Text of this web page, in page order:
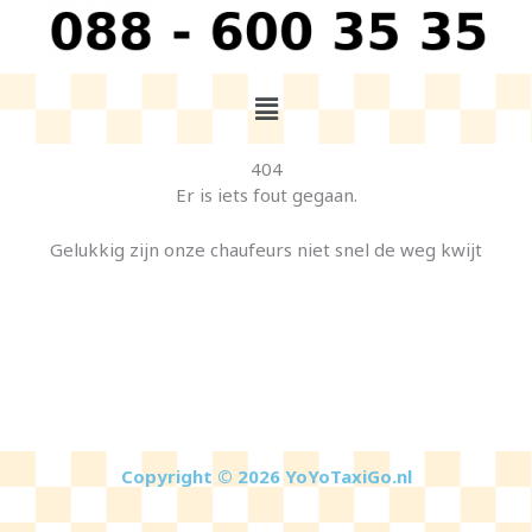
404
Er is iets fout gegaan.
Gelukkig zijn onze chaufeurs niet snel de weg kwijt
Copyright © 2026 YoYoTaxiGo.nl